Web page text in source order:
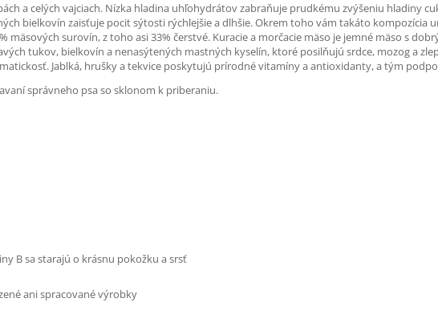
a celých vajciach. Nízka hladina uhľohydrátov zabraňuje prudkému zvýšeniu hladiny
bielkovín zaisťuje pocit sýtosti rýchlejšie a dlhšie. Okrem toho vám takáto kompozícia
mäsových surovín, z toho asi 33% čerstvé. Kuracie a morčacie mäso je jemné mäso s
tukov, bielkovín a nenasýtených mastných kyselín, ktoré posilňujú srdce, mozog a
Jablká, hrušky a tekvice poskytujú prírodné vitamíny a antioxidanty, a tým
správneho psa so sklonom k priberaniu.
B sa starajú o krásnu pokožku a srsť
ani spracované výrobky